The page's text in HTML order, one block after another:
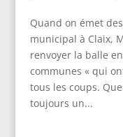
Quand on émet
municipal à Claix,
renvoyer la balle
communes « qui
tous les coups.
toujours un...